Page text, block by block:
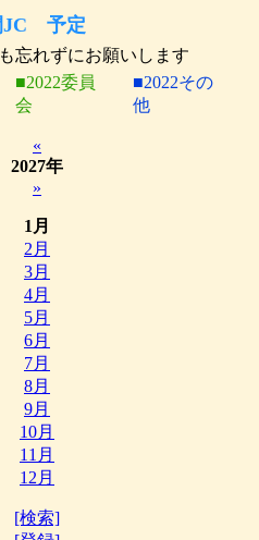
JC 予定
忘れずにお願いします
■2022委員
会
■2022その
他
«
2027年
»
1月
2月
3月
4月
5月
6月
7月
8月
9月
10月
11月
12月
[検索]